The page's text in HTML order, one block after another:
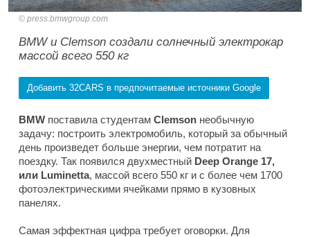
press.bmwgroup.com
BMW и Clemson создали солнечный электрокар
массой всего 550 кг
Добавить 32CARS в предпочитаемые источники Google
BMW поставила студентам Clemson необычную
задачу: построить электромобиль, который за обычный
день произведет больше энергии, чем потратит на
поездку. Так появился двухместный Deep Orange 17,
или Luminetta, массой всего 550 кг и с более чем 1700
фотоэлектрическими ячейками прямо в кузовных
панелях.
Самая эффектная цифра требует оговорки. Для